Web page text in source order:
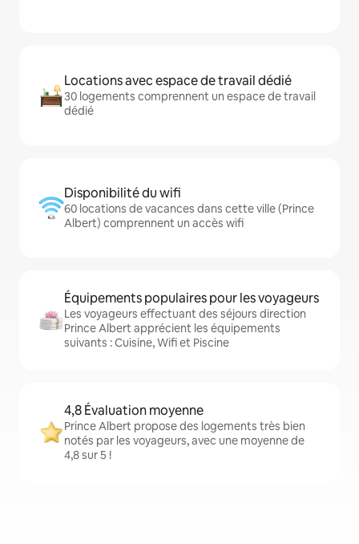
Locations avec espace de travail dédié
30 logements comprennent un espace de travail
dédié
Disponibilité du wifi
60 locations de vacances dans cette ville (Prince
Albert) comprennent un accès wifi
Équipements populaires pour les voyageurs
Les voyageurs effectuant des séjours direction
Prince Albert apprécient les équipements
suivants : Cuisine, Wifi et Piscine
4,8 Évaluation moyenne
Prince Albert propose des logements très bien
notés par les voyageurs, avec une moyenne de
4,8 sur 5 !